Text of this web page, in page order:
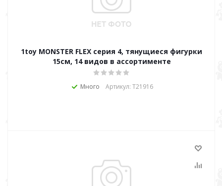
1toy MONSTER FLEX серия 4, тянущиеся фигурки
15см, 14 видов в ассортименте
Много Артикул: Т21916